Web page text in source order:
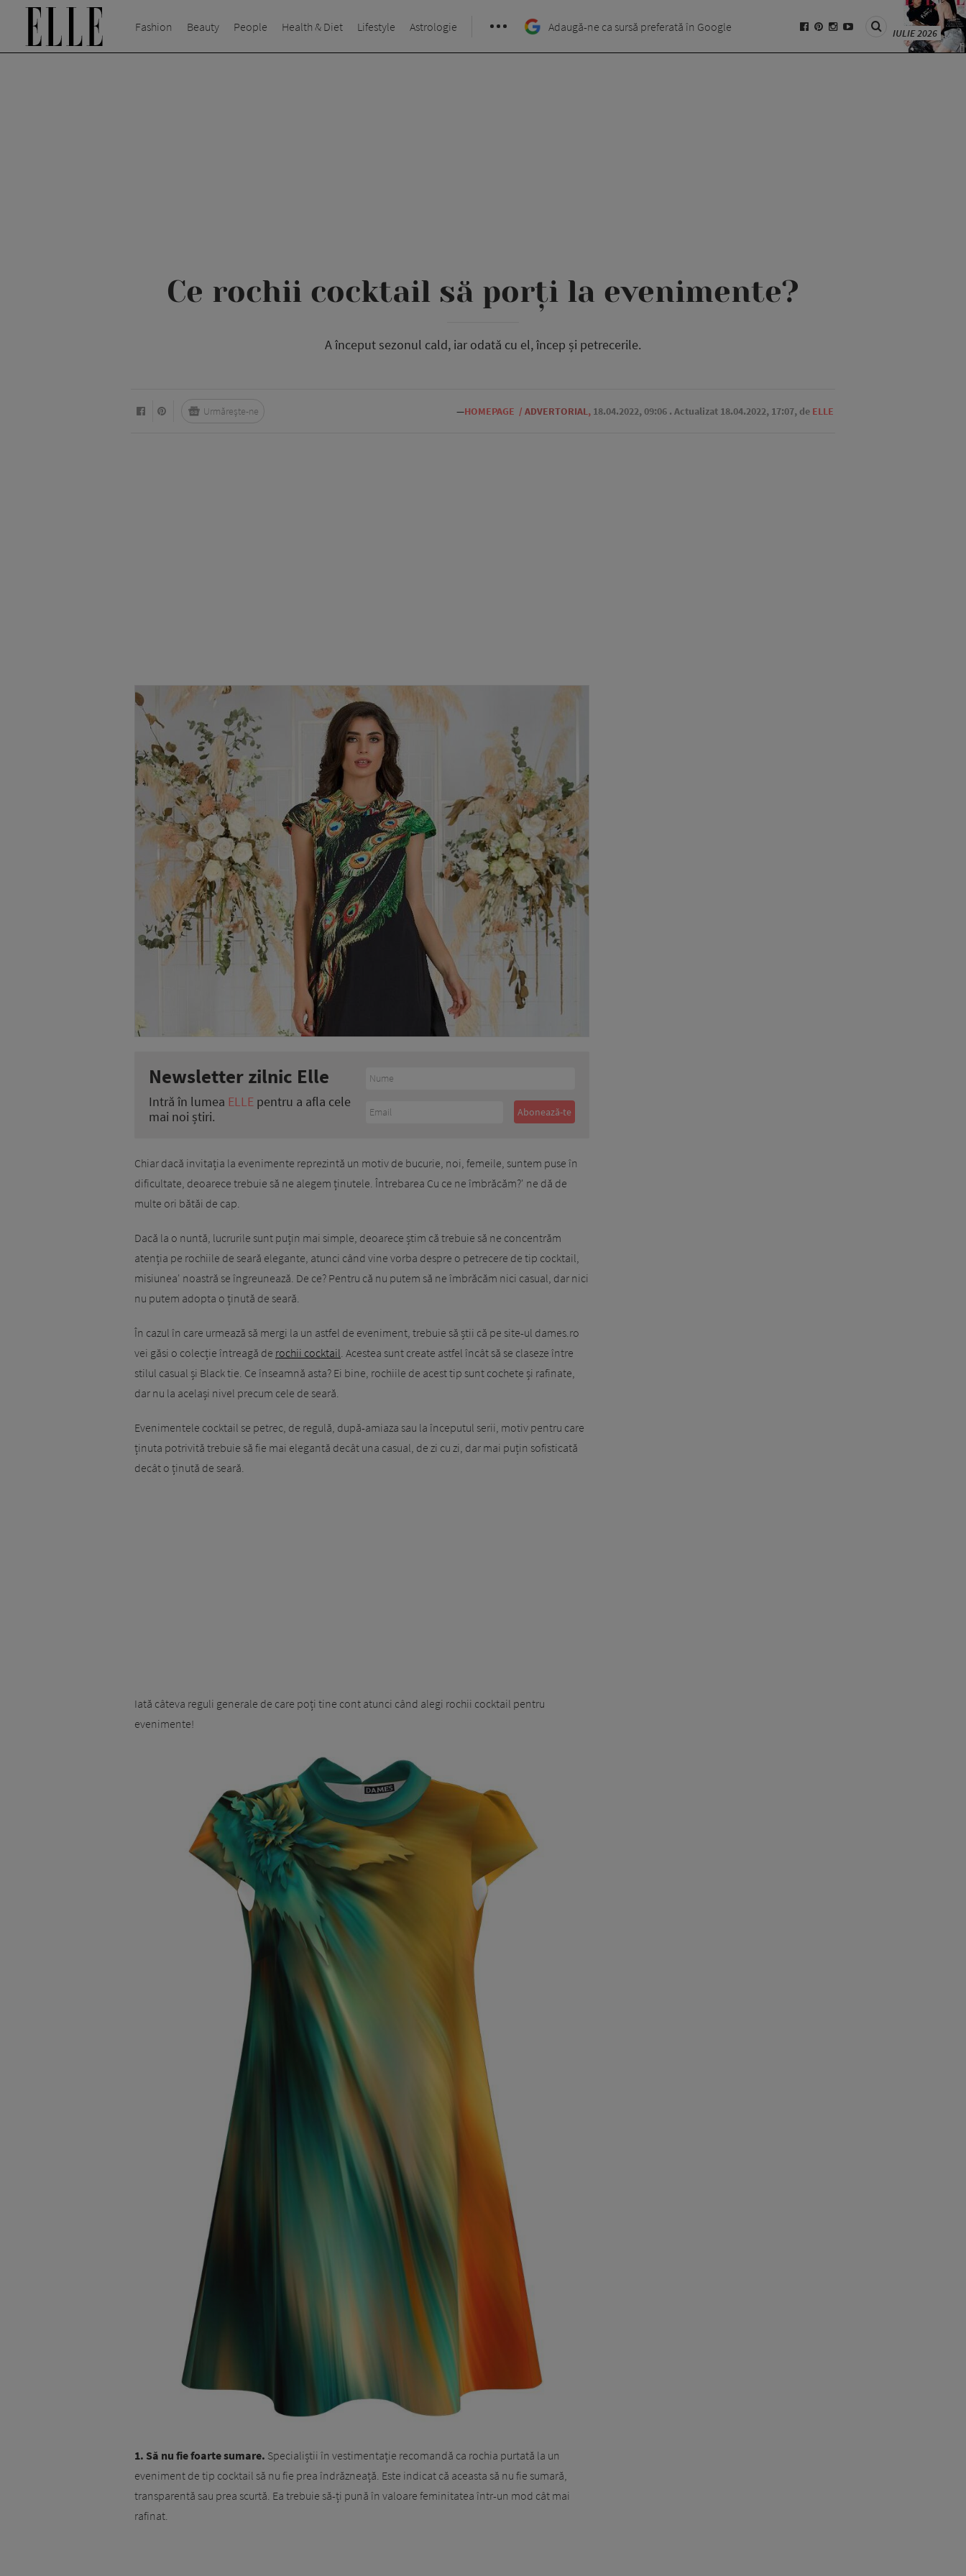
Fashion Beauty People Health & Diet Lifestyle Astrologie Adaugă-ne ca sursă preferată în Google IULIE 2026
Ce rochii cocktail să porți la evenimente?
A început sezonul cald, iar odată cu el, încep și petrecerile.
—HOMEPAGE / ADVERTORIAL, 18.04.2022, 09:06 . Actualizat 18.04.2022, 17:07, de ELLE
Urmărește-ne
Newsletter zilnic Elle
Intră în lumea ELLE pentru a afla cele
mai noi știri.
Chiar dacă invitația la evenimente reprezintă un motiv de bucurie, noi, femeile, suntem puse în
dificultate, deoarece trebuie să ne alegem ținutele. Întrebarea Cu ce ne îmbrăcăm?' ne dă de
multe ori bătăi de cap.
Dacă la o nuntă, lucrurile sunt puțin mai simple, deoarece știm că trebuie să ne concentrăm
atenția pe rochiile de seară elegante, atunci când vine vorba despre o petrecere de tip cocktail,
misiunea' noastră se îngreunează. De ce? Pentru că nu putem să ne îmbrăcăm nici casual, dar nici
nu putem adopta o ținută de seară.
În cazul în care urmează să mergi la un astfel de eveniment, trebuie să știi că pe site-ul dames.ro
vei găsi o colecție întreagă de rochii cocktail . Acestea sunt create astfel încât să se claseze între
stilul casual și Black tie. Ce înseamnă asta? Ei bine, rochiile de acest tip sunt cochete și rafinate,
dar nu la același nivel precum cele de seară.
Evenimentele cocktail se petrec, de regulă, după-amiaza sau la începutul serii, motiv pentru care
ținuta potrivită trebuie să fie mai elegantă decât una casual, de zi cu zi, dar mai puțin sofisticată
decât o ținută de seară.
Iată câteva reguli generale de care poți tine cont atunci când alegi rochii cocktail pentru
evenimente!
1. Să nu fie foarte sumare. Specialiștii în vestimentație recomandă ca rochia purtată la un
eveniment de tip cocktail să nu fie prea îndrăzneață. Este indicat că aceasta să nu fie sumară,
transparentă sau prea scurtă. Ea trebuie să-ți pună în valoare feminitatea într-un mod cât mai
rafinat.